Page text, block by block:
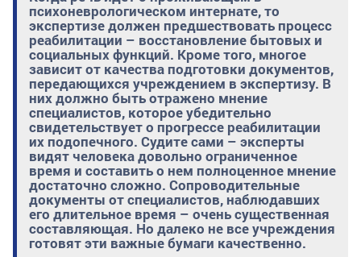
психоневрологическом интернате, то
экспертизе должен предшествовать процесс
реабилитации – восстановление бытовых и
социальных функций. Кроме того, многое
зависит от качества подготовки документов,
передающихся учреждением в экспертизу. В
них должно быть отражено мнение
специалистов, которое убедительно
свидетельствует о прогрессе реабилитации
их подопечного. Судите сами – эксперты
видят человека довольно ограниченное
время и составить о нем полноценное мнение
достаточно сложно. Сопроводительные
документы от специалистов, наблюдавших
его длительное время – очень существенная
составляющая. Но далеко не все учреждения
готовят эти важные бумаги качественно.